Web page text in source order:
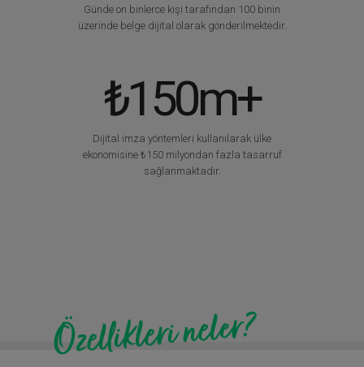
Günde on binlerce kişi tarafından 100 binin
üzerinde belge dijital olarak gönderilmektedir.
₺150m+
Dijital imza yöntemleri kullanılarak ülke
ekonomisine ₺150 milyondan fazla tasarruf
sağlanmaktadır.